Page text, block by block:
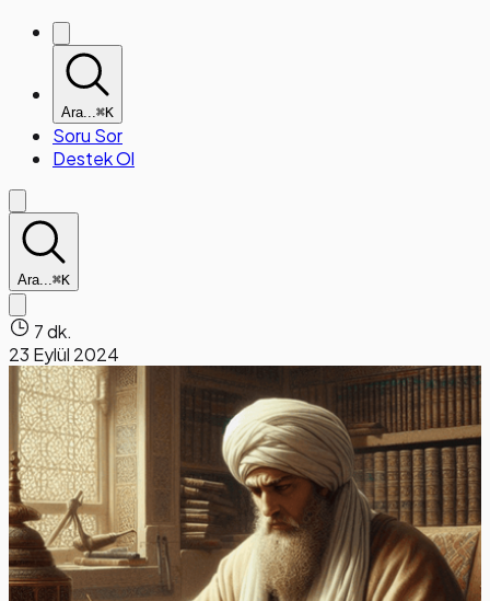
Ara...⌘K
Soru Sor
Destek Ol
Ara...⌘K
7 dk.
23 Eylül 2024